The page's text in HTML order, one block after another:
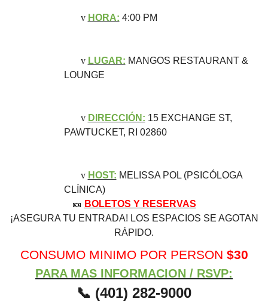
v HORA: 4:00 PM
v LUGAR: MANGOS RESTAURANT &
LOUNGE
v DIRECCIÓN: 15 EXCHANGE ST,
PAWTUCKET, RI 02860
v HOST: MELISSA POL (PSICÓLOGA
CLÍNICA)
🎫 BOLETOS Y RESERVAS
¡ASEGURA TU ENTRADA! LOS ESPACIOS SE AGOTAN
RÁPIDO.
CONSUMO MINIMO POR PERSON $30
PARA MAS INFORMACION / RSVP:
📞 (401) 282-9000